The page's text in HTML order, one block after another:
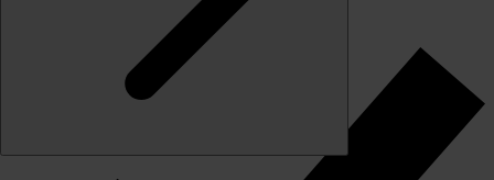
Originele merkglazen op sterkte